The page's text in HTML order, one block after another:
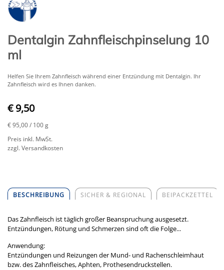
Dentalgin Zahnfleischpinselung 10
ml
Helfen Sie Ihrem Zahnfleisch während einer Entzündung mit Dentalgin. Ihr
Zahnfleisch wird es Ihnen danken.
€ 9,50
€ 95,00/ 100 g
Preis inkl. MwSt.
zzgl. Versandkosten
BESCHREIBUNG SICHER & REGIONAL BEIPACKZETTEL
Das Zahnfleisch ist täglich großer Beanspruchung ausgesetzt.
Entzündungen, Rötung und Schmerzen sind oft die Folge...
Anwendung:
Entzündungen und Reizungen der Mund- und Rachenschleimhaut
bzw. des Zahnfleisches, Aphten, Prothesendruckstellen.